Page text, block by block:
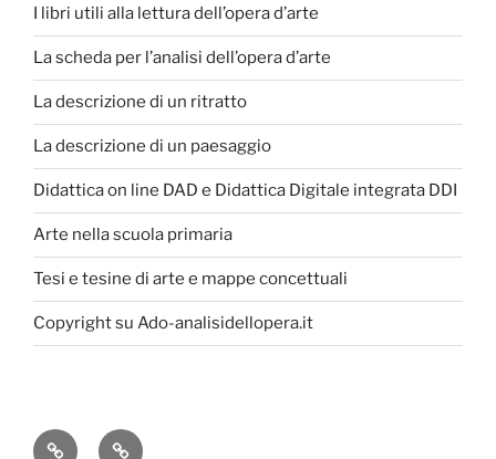
I libri utili alla lettura dell’opera d’arte
La scheda per l’analisi dell’opera d’arte
La descrizione di un ritratto
La descrizione di un paesaggio
Didattica on line DAD e Didattica Digitale integrata DDI
Arte nella scuola primaria
Tesi e tesine di arte e mappe concettuali
Copyright su Ado-analisidellopera.it
Privacy Cookie